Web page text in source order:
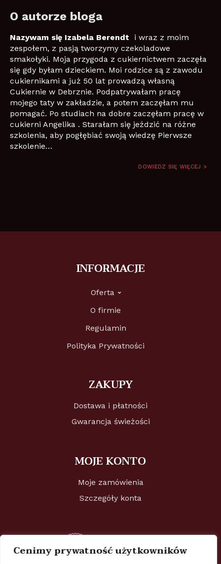
Cenimy prywatność użytkowników
O autorze bloga
Nazywam się Izabela Berendt i wraz z moim
zespołem, z pasją tworzymy czekoladowe
smakołyki. Moja przygoda z cukiernictwem zaczęła
się gdy byłam dzieckiem. Moi rodzice są z zawodu
cukiernikami a już 50 lat prowadzą własną
Cukiernie w Debrznie. Podpatrywałam pracę
mojego taty w zakładzie, a potem zaczęłam mu
pomagać. Po studiach na dobre zaczęłam pracę w
cukierni Angelika . Starałam się jeździć na różne
szkolenia, aby pogłębiać swoją wiedzę Pierwsze
szkolenie…
DOWIEDZ SIĘ WIĘCEJ >
INFORMACJE
Oferta
O firmie
Regulamin
Polityka Prywatności
ZAKUPY
Dostawa i płatności
Gwarancja świeżości
MOJE KONTO
Moje zamówienia
Szczegóły konta